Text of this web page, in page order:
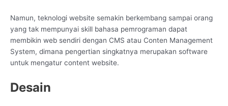
Namun, teknologi website semakin berkembang sampai orang
yang tak mempunyai skill bahasa pemrograman dapat
membikin web sendiri dengan CMS atau Conten Management
System, dimana pengertian singkatnya merupakan software
untuk mengatur content website.
Desain